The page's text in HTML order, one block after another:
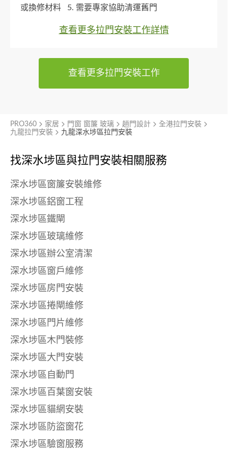
或換修材料
5. 需要專家協助清運舊門
查看更多拉門安裝工作詳情
查看更多拉門安裝工作
找深水埗區與拉門安裝相關服務
深水埗區窗簾安裝維修
深水埗區鋁窗工程
深水埗區鐵閘
深水埗區玻璃維修
深水埗區辦公室清潔
深水埗區窗戶維修
深水埗區房門安裝
深水埗區捲閘維修
深水埗區門片維修
深水埗區木門裝修
深水埗區大門安裝
深水埗區自動門
深水埗區百葉窗安裝
深水埗區貓網安裝
深水埗區防盜窗花
深水埗區驗窗服務
PRO360 家居 門窗 窗簾 玻璃 趟門設計
全港拉門安裝
九龍拉門安裝
九龍深水埗區拉門安裝